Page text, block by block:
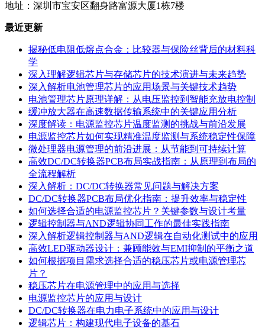
地址：深圳市宝安区翻身路富源大厦1栋7楼
最近更新
揭秘低电阻低熔点合金：比较器与保险丝背后的材料科
学
深入理解逻辑芯片与存储芯片的技术演进与未来趋势
深入解析电池管理芯片的应用场景与关键技术趋势
电池管理芯片原理详解：从电压监控到智能充放电控制
缓冲放大器在高速数据传输系统中的关键应用分析
深度解读：电源监控芯片温度监测的挑战与前沿发展
电源监控芯片如何实现精准温度监测与系统稳定性保障
微处理器电源管理的前沿进展：从节能到可持续计算
高效DC/DC转换器PCB布局实战指南：从原理到布局的
全流程解析
深入解析：DC/DC转换器常见问题与解决方案
DC/DC转换器PCB布局优化指南：提升效率与稳定性
如何选择合适的电源监控芯片？关键参数与设计考量
逻辑控制器与AND逻辑协同工作的最佳实践指南
深入解析逻辑控制器与AND逻辑在自动化测试中的应用
高效LED驱动器设计：兼顾能效与EMI抑制的平衡之道
如何根据项目需求选择合适的稳压芯片或电源管理芯
片？
稳压芯片在电源管理中的应用与选择
电源监控芯片的应用与设计
DC/DC转换器在电力电子系统中的应用与设计
逻辑芯片：构建现代电子设备的基石